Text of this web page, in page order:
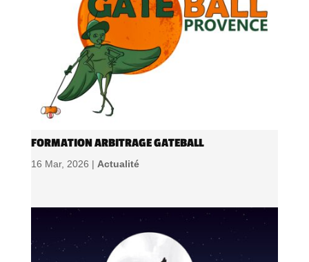
FORMATION ARBITRAGE GATEBALL
16 Mar, 2026 | Actualité